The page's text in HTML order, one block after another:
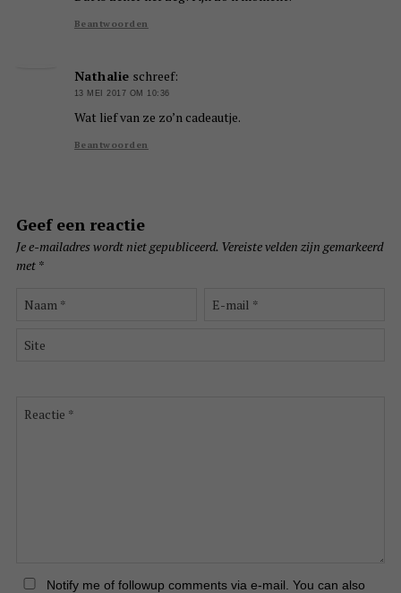
Beantwoorden
Nathalie schreef:
13 MEI 2017 OM 10:36
Wat lief van ze zo’n cadeautje.
Beantwoorden
Geef een reactie
Je e-mailadres wordt niet gepubliceerd. Vereiste velden zijn gemarkeerd
met *
Notify me of followup comments via e-mail. You can also